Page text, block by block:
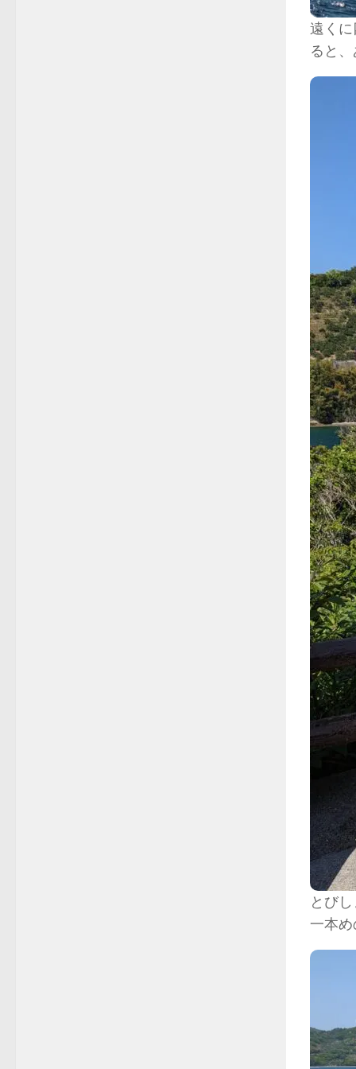
遠く
ると
とび
一本